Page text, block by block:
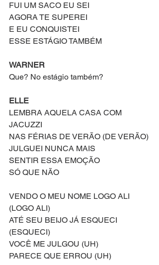
FUI UM SACO EU SEI
AGORA TE SUPEREI
E EU CONQUISTEI
ESSE ESTÁGIO TAMBÉM
WARNER
Que? No estágio também?
ELLE
LEMBRA AQUELA CASA COM
JACUZZI
NAS FÉRIAS DE VERÃO (DE VERÃO)
JULGUEI NUNCA MAIS
SENTIR ESSA EMOÇÃO
SÓ QUE NÃO
VENDO O MEU NOME LOGO ALI
(LOGO ALI)
ATÉ SEU BEIJO JÁ ESQUECI
(ESQUECI)
VOCÊ ME JULGOU (UH)
PARECE QUE ERROU (UH)